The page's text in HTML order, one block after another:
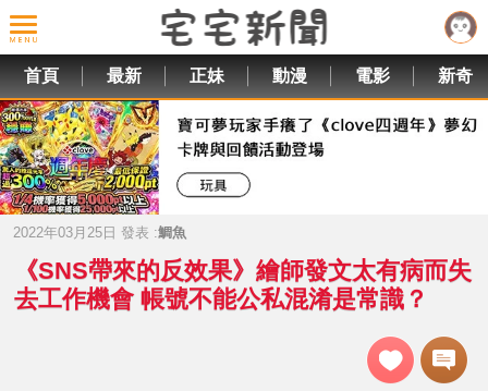
首頁 最新 正妹 動漫 電影 新奇
2022年03月25日 發表 :鯛魚
《SNS帶來的反效果》繪師發文太有病而失
去工作機會 帳號不能公私混淆是常識？